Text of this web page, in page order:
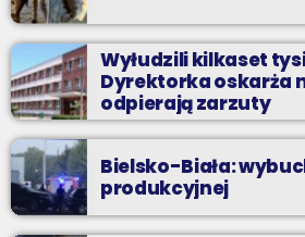
Wyłudzili kilkaset
Dyrektorka oskarża
odpierają zarzuty
Bielsko-Biała:
produkcyjnej